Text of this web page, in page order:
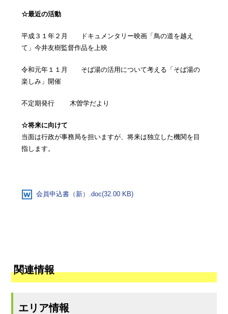
☆最近の活動
平成３１年２月 ドキュメンタリー映画「鳥の道を越え
て」今井友樹監督作品を上映
令和元年１１月 そば湯の活用について考える「そば湯の
楽しみ」開催
不定期発行 木曽学だより
☆将来に向けて
当面は行政が事務局を担いますが、将来は独立した機関を目
指します。
会員申込書（新）.doc(32.00 KB)
関連情報
エリア情報